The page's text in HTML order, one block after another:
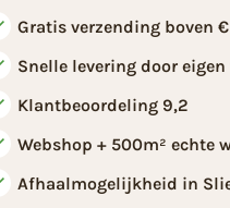
Gratis verzending boven
Snelle levering door
Klantbeoordeling 9,2
Webshop + 500m² echte
Afhaalmogelijkheid in